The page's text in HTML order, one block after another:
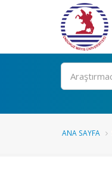
Ara
ANA SAYFA